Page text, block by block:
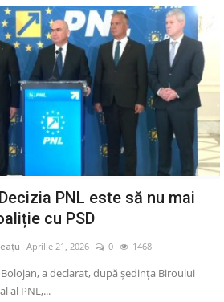
PNL este să nu mai
cu PSD
Aprilie 21, 2026 0 1468
a declarat, după şedinţa Biroului
al PNL,...
a apărat trofeul Champions
cucerit în premieră...
Neațu Mai 30, 2026 0 1091
Germain a câştigat Liga Campionilor pentru al
consecutiv,...